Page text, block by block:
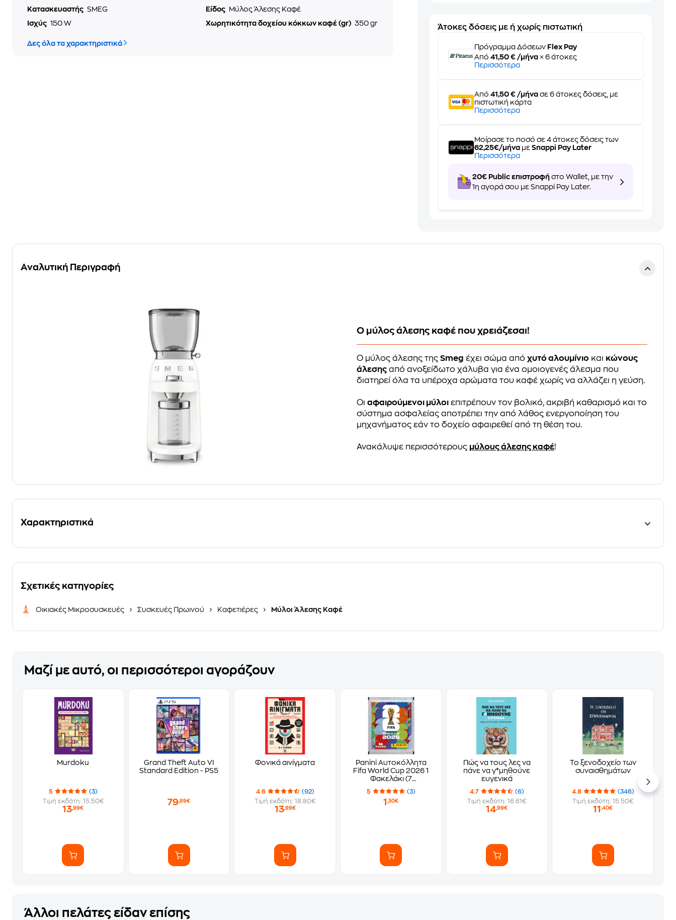
Κατασκευαστής SMEG Είδος
Μύλος Άλεσης Καφέ
Ισχύς 150 W Χωρητικότητα δοχείου κόκκων καφέ (gr) 350 gr
Δες όλα τα χαρακτηριστικά
Άτοκες δόσεις με ή χωρίς πιστωτική
Πρόγραμμα Δόσεων Flex Pay
Από41,50 € /μήνα × 6 άτοκες
Περισσότερα
Από41,50 € /μήνα σε 6 άτοκες δόσεις, με
πιστωτική κάρτα
Περισσότερα
Μοίρασε το ποσό σε 4 άτοκες δόσεις των
62,25€/μήνα μεSnappi Pay Later
Περισσότερα
20€ Public επιστροφή στο Wallet, με την
1η αγορά σου με Snappi Pay Later.
Αναλυτική Περιγραφή
O μύλος άλεσης καφέ που χρειάζεσαι!
Ο μύλος άλεσης τηςSmeg έχει σώμα απόχυτό αλουμίνιο και κώνους
άλεσης από ανοξείδωτο χάλυβα για ένα ομοιογενές άλεσμα που
διατηρεί όλα τα υπέροχα αρώματα του καφέ χωρίς να αλλάζει η γεύση.
Οιαφαιρούμενοι μύλοι επιτρέπουν τον βολικό, ακριβή καθαρισμό και το
σύστημα ασφαλείας αποτρέπει την από λάθος ενεργοποίηση του
μηχανήματος εάν το δοχείο αφαιρεθεί από τη θέση του.
Ανακάλυψε περισσότερους μύλους άλεσης καφέ!
Χαρακτηριστικά
Σχετικές κατηγορίες
Οικιακές Μικροσυσκευές Συσκευές Πρωινού Καφετιέρες Μύλοι Άλεσης Καφέ
Μαζί με αυτό, οι περισσότεροι αγοράζουν
Murdoku
5
(3)
Τιμή εκδότη: 15.50€
13,99€
Grand Theft Auto VI
Standard Edition - PS5
79,89€
Φονικά αινίγματα
4.6
(92)
Τιμή εκδότη: 18.80€
13,99€
Panini Αυτοκόλλητα
Fifa World Cup 2026 1
Φακελάκι (7
Αυτοκόλλητα)
5 (3)
1,30€
Πώς να τους λες να
πάνε να γ*μηθούνε
ευγενικά
4.7
(6)
Τιμή εκδότη: 16.61€
14,99€
Το ξενοδοχείο των
συναισθημάτων
4.8
(346)
Τιμή εκδότη: 15.50€
11,40€
Άλλοι πελάτες είδαν επίσης